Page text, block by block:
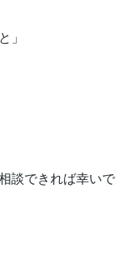
」
談できれば幸いで